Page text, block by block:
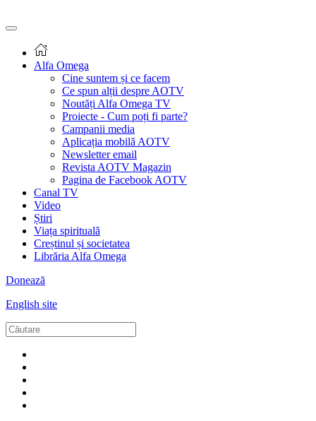
Alfa Omega
Cine suntem și ce facem
Ce spun alții despre AOTV
Noutăți Alfa Omega TV
Proiecte - Cum poți fi parte?
Campanii media
Aplicația mobilă AOTV
Newsletter email
Revista AOTV Magazin
Pagina de Facebook AOTV
Canal TV
Video
Știri
Viața spirituală
Creștinul și societatea
Librăria Alfa Omega
Donează
English site